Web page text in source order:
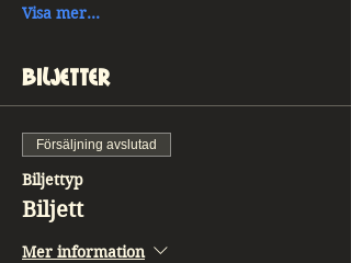
Visa mer...
Biljetter
Försäljning avslutad
Biljettyp
Biljett
Mer information